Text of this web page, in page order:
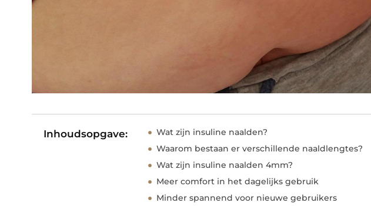
Inhoudsopgave:
Wat zijn insuline naalden?
Waarom bestaan er verschillende naaldlengtes?
Wat zijn insuline naalden 4mm?
Meer comfort in het dagelijks gebruik
Minder spannend voor nieuwe gebruikers